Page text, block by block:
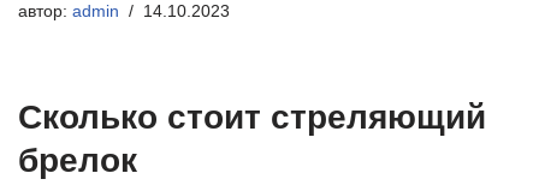
автор: admin 14.10.2023
Сколько стоит стреляющий
брелок